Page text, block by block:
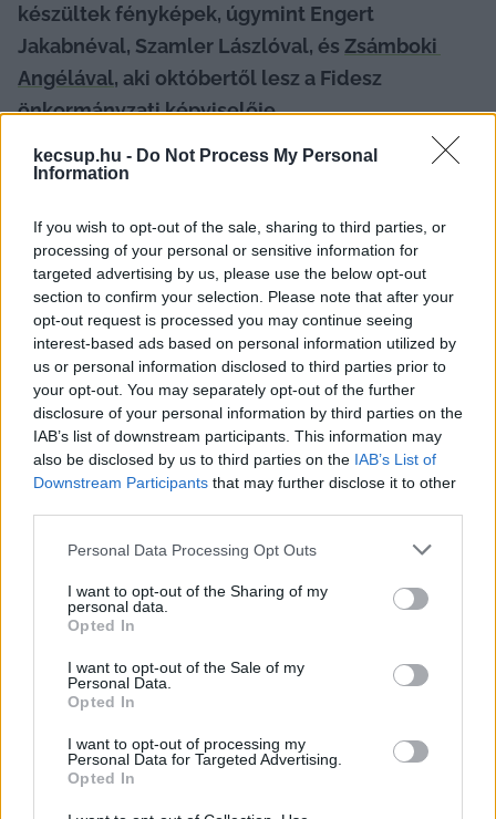
kecsup.hu - Do Not Process My Personal
Information
If you wish to opt-out of the sale, sharing to third parties, or
processing of your personal or sensitive information for
targeted advertising by us, please use the below opt-out
section to confirm your selection. Please note that after your
opt-out request is processed you may continue seeing
interest-based ads based on personal information utilized by
us or personal information disclosed to third parties prior to
your opt-out. You may separately opt-out of the further
disclosure of your personal information by third parties on the
IAB’s list of downstream participants. This information may
also be disclosed by us to third parties on the IAB’s List of
Downstream Participants that may further disclose it to other
Please note that this website/app uses one or more Google
not limited to your visit or usage behaviour. You may click to
grant or deny consent to Google and its third-party tags to
use your data for below specified purposes in below Google
consent section.
Personal Data Processing Opt Outs
I want to opt-out of the Sharing of my
personal data.
Opted In
I want to opt-out of the Sale of my
Personal Data.
Opted In
I want to opt-out of processing my
Personal Data for Targeted Advertising.
Opted In
készültek fényképek, úgymint Engert
Jakabnéval, Szamler Lászlóval, és Zsámboki
Angélával, aki októbertől lesz a Fidesz
önkormányzati képviselője.
Hatházit 2017-ben a kecskeméti
részesítette, amit Szemereyné Pataki Kaludia
fideszes polgármester egy Facebook-
bejegyzésben
is méltatott:
„A Közgyűlés
Hatházi Róbertet példamutató közösségépítő
munkájáért, a keresztény ifjúság
nevelésében végzett kiemelkedő
tevékenységéért az Ifjúság a Közösségért
Díjban részesítette.”
Az atya meg is hálálta a kitüntetést: Józsa Bálint
szerint Hatházi felhasználta a Szentcsalád
Plébániát fideszes kötődésű, álcivil
kampányhajrában pedig szót adott a
templomban Szemereyné Pataki Klaudia
fideszes polgármesternek, aki ezt a lehetőséget
megragadva fel is szólította a híveket, hogy a